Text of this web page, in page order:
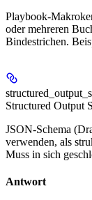
Playbook-
oder mehreren
Bindestrichen.
Structured Output
JSON-Schema
verwenden, als
Muss in sich
Antwort